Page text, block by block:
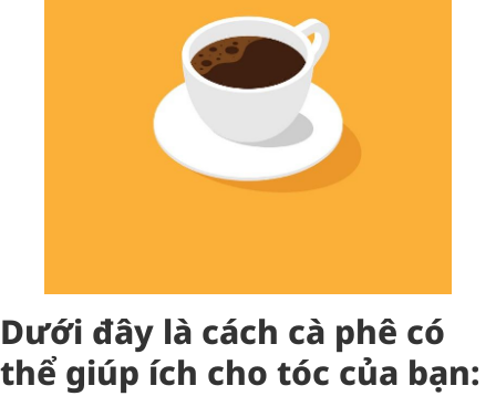
Dưới đây là cách cà phê có
thể giúp ích cho tóc của bạn: